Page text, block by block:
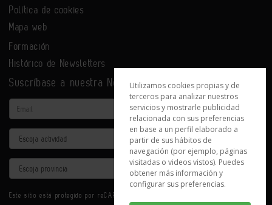
Política de cookies
Mapa web
Formación
Histórico de Newsletters
Suscríbase a nuestra Newsletter
Email
Actividad
Provincia
Este sitio está protegido por reCAPTCHA y se aplican la
Utilizamos cookies propias y de
terceros para analizar nuestros
servicios y mostrarle publicidad
relacionada con sus preferencias
en base a un perfil elaborado a
partir de sus hábitos de
navegación (por ejemplo, páginas
visitadas o videos vistos). Puedes
obtener más información y
configurar sus preferencias.